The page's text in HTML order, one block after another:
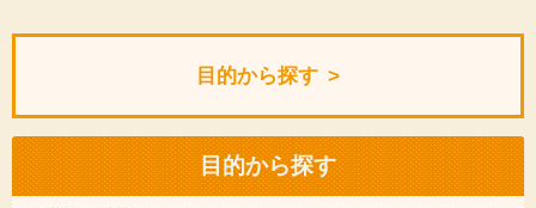
目的から探す
目的から探す